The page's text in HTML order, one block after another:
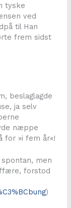
tyske
ved
til Han
frem sidst
beslaglagde
ja selv
næppe
for »i fem år«!
men
forstod
)